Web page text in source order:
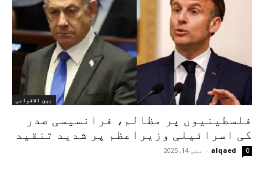
بین الاقوامی
فلسطینیوں پر مظالم، فرانسیسی صدر
کی اسرائیلی وزیراعظم پر شدید تنقید
alqaed
- مئی 14, 2025 0